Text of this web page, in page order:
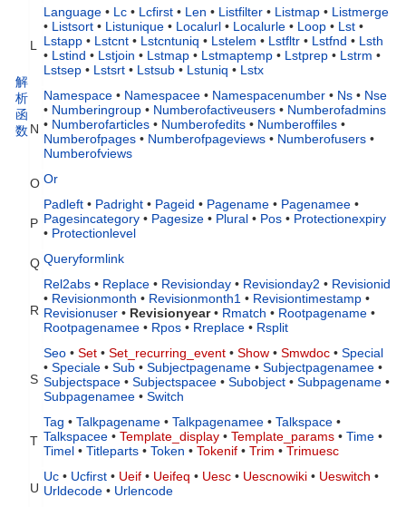
解
析
函
数
L
Language • Lc • Lcfirst • Len • Listfilter • Listmap • Listmerge
• Listsort • Listunique • Localurl • Localurle • Loop • Lst •
Lstapp • Lstcnt • Lstcntuniq • Lstelem • Lstfltr • Lstfnd • Lsth
• Lstind • Lstjoin • Lstmap • Lstmaptemp • Lstprep • Lstrm •
Lstsep • Lstsrt • Lstsub • Lstuniq • Lstx
N
Namespace • Namespacee • Namespacenumber • Ns • Nse
• Numberingroup • Numberofactiveusers • Numberofadmins
• Numberofarticles • Numberofedits • Numberoffiles •
Numberofpages • Numberofpageviews • Numberofusers •
Numberofviews
O Or
P
Padleft • Padright • Pageid • Pagename • Pagenamee •
Pagesincategory • Pagesize • Plural • Pos • Protectionexpiry
• Protectionlevel
Q Queryformlink
R
Rel2abs • Replace • Revisionday • Revisionday2 • Revisionid
• Revisionmonth • Revisionmonth1 • Revisiontimestamp •
Revisionuser • Revisionyear• Rmatch • Rootpagename •
Rootpagenamee • Rpos • Rreplace • Rsplit
S
Seo • Set • Set_recurring_event • Show • Smwdoc • Special
• Speciale • Sub • Subjectpagename • Subjectpagenamee •
Subjectspace • Subjectspacee • Subobject • Subpagename •
Subpagenamee • Switch
T
Tag • Talkpagename • Talkpagenamee • Talkspace •
Talkspacee • Template_display • Template_params • Time •
Timel • Titleparts • Token • Tokenif • Trim • Trimuesc
U
Uc • Ucfirst • Ueif • Ueifeq • Uesc • Uescnowiki • Ueswitch •
Urldecode • Urlencode